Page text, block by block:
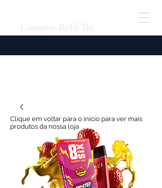
Comprar Refil Thc
Clique em voltar para o início para ver mais
produtos da nossa loja